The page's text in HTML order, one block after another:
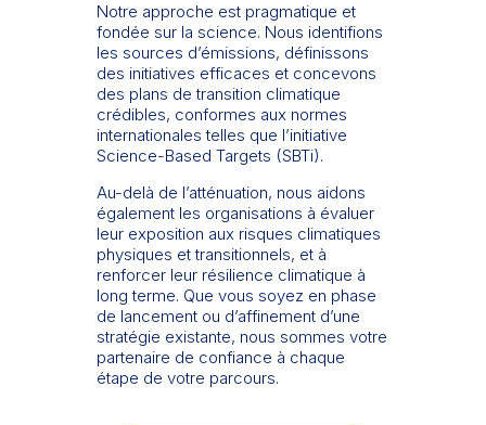
Notre approche est pragmatique et
fondée sur la science. Nous identifions
les sources d’émissions, définissons
des initiatives efficaces et concevons
des plans de transition climatique
crédibles, conformes aux normes
internationales telles que l’initiative
Science-Based Targets (SBTi).
Au-delà de l’atténuation, nous aidons
également les organisations à évaluer
leur exposition aux risques climatiques
physiques et transitionnels, et à
renforcer leur résilience climatique à
long terme. Que vous soyez en phase
de lancement ou d’affinement d’une
stratégie existante, nous sommes votre
partenaire de confiance à chaque
étape de votre parcours.